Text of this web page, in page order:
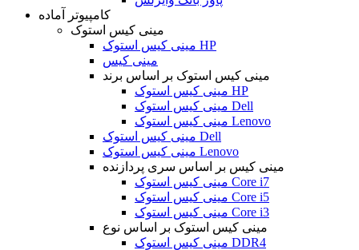
کامپیوتر آماده
مینی کیس استوک
مینی کیس استوک HP
مینی کیس
مینی کیس استوک بر اساس برند
مینی کیس استوک HP
مینی کیس استوک Dell
مینی کیس استوک Lenovo
مینی کیس استوک Dell
مینی کیس استوک Lenovo
مینی کیس بر اساس سری پردازنده
مینی کیس استوک Core i7
مینی کیس استوک Core i5
مینی کیس استوک Core i3
مینی کیس استوک بر اساس نوع
مینی کیس استوک DDR4